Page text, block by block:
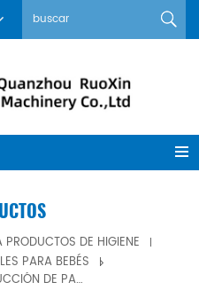
DE HIGIENE
PARA BEBÉS
LÍNEA DE PRODUCCIÓN DE PAÑALES PARA BEBÉS EN FORMA DE T CON SERVO COMPLETO NS-TNK500-SV